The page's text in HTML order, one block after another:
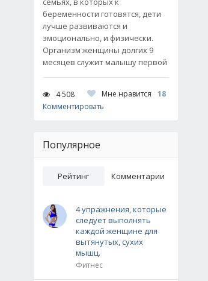
беременности готовятся, дети
лучше развиваются и
эмоционально, и физически.
Организм женщины долгих 9
месяцев служит малышу первой
4 508 Мне нравится
18
Комментировать
Популярное
Рейтинг Комментарии
4 упражнения, которые
следует выполнять
каждой женщине для
вытянутых, сухих
мышц.
Фитнес